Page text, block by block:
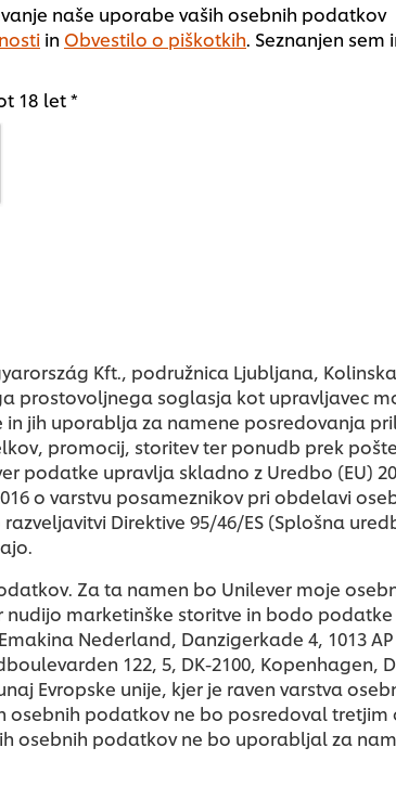
naše uporabe vaših osebnih podatkov
in Obvestilo o piškotkih. Seznanjen sem
Da – potrjujem, da sem star več kot 18 let *
Kft., podružnica Ljubljana,
prostovoljnega soglasja kot upravljavec
jih uporablja za namene posredovanja
promocij, storitev ter ponudb prek
podatke upravlja skladno z Uredbo (EU)
o varstvu posameznikov pri obdelavi
Direktive 95/46/ES (Splošna
Za ta namen bo Unilever moje
marketinške storitve in bodo
Nederland, Danzigerkade 4, 1013
122, 5, DK-2100, Kopenhagen,
Evropske unije, kjer je raven varstva
osebnih podatkov ne bo posredoval
osebnih podatkov ne bo uporabljal za